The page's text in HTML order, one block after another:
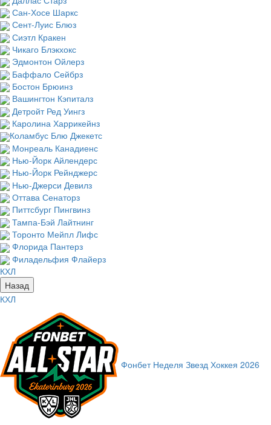
Сан-Хосе Шаркс
Сент-Луис Блюз
Сиэтл Кракен
Чикаго Блэкхокс
Эдмонтон Ойлерз
Баффало Сейбрз
Бостон Брюинз
Вашингтон Кэпиталз
Детройт Ред Уингз
Каролина Харрикейнз
Коламбус Блю Джекетс
Монреаль Канадиенс
Нью-Йорк Айлендерс
Нью-Йорк Рейнджерс
Нью-Джерси Девилз
Оттава Сенаторз
Питтсбург Пингвинз
Тампа-Бэй Лайтнинг
Торонто Мейпл Лифс
Флорида Пантерз
Филадельфия Флайерз
КХЛ
Назад
КХЛ
Фонбет Неделя Звезд Хоккея 2026